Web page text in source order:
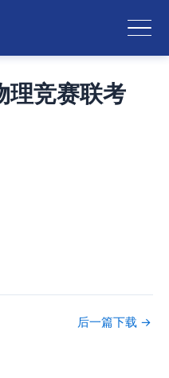
理竞赛联考
后一篇下载 →